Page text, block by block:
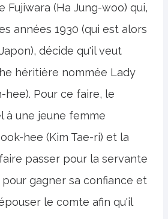
Fujiwara (Ha Jung-woo) qui,
années 1930 (qui est alors
décide qu'il veut
héritière nommée Lady
hee). Pour ce faire, le
à une jeune femme
hee (Kim Tae-ri) et la
passer pour la servante
gagner sa confiance et
le comte afin qu'il